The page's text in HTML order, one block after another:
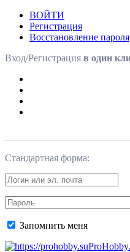
ВОЙТИ
Регистрация
Восстановление пароля
Вход/Регистрация в один
Стандартная форма:
Запомнить меня